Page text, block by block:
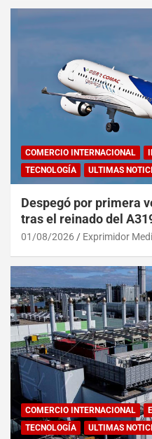
COMERCIO INTERNACIONAL
TECNOLOGÍA
ULTIMAS
Despegó por primera
tras el reinado del
01/08/2026 Exprimidor
COMERCIO INTERNACIONAL
TECNOLOGÍA
ULTIMAS